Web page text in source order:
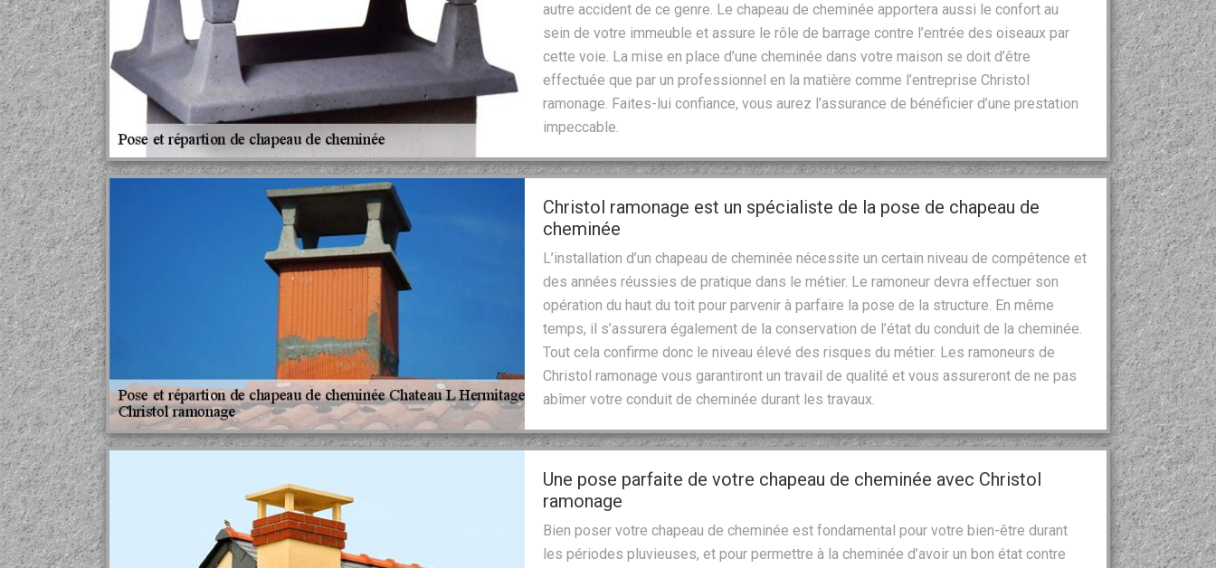
autre accident de ce genre. Le chapeau de cheminée apportera aussi le confort au
sein de votre immeuble et assure le rôle de barrage contre l’entrée des oiseaux par
cette voie. La mise en place d’une cheminée dans votre maison se doit d’être
effectuée que par un professionnel en la matière comme l’entreprise Christol
ramonage. Faites-lui confiance, vous aurez l’assurance de bénéficier d’une prestation
impeccable.
Christol ramonage est un spécialiste de la pose de chapeau de
cheminée
L’installation d’un chapeau de cheminée nécessite un certain niveau de compétence et
des années réussies de pratique dans le métier. Le ramoneur devra effectuer son
opération du haut du toit pour parvenir à parfaire la pose de la structure. En même
temps, il s’assurera également de la conservation de l’état du conduit de la cheminée.
Tout cela confirme donc le niveau élevé des risques du métier. Les ramoneurs de
Christol ramonage vous garantiront un travail de qualité et vous assureront de ne pas
abîmer votre conduit de cheminée durant les travaux.
Une pose parfaite de votre chapeau de cheminée avec Christol
ramonage
Bien poser votre chapeau de cheminée est fondamental pour votre bien-être durant
les périodes pluvieuses, et pour permettre à la cheminée d’avoir un bon état contre